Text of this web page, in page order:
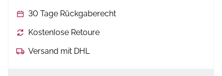
30 Tage Rückgaberecht
Kostenlose Retoure
Versand mit DHL